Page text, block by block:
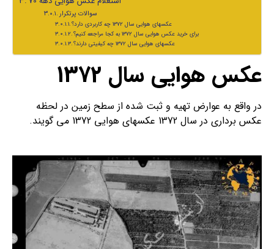
سوالات پرتکرار
عکسهای هوایی سال 1372 چه کاربردی دارد؟
برای خرید عکس هوایی سال 1372 به کجا مراجعه کنیم؟
عکسهای هوایی سال 1372 چه کیفیتی دارند؟
عکس هوایی سال 1372
در واقع به عوارض تهیه و ثبت شده از سطح زمین در لحظه
عکس برداری در سال 1372 عکسهای هوایی 1372 می گویند.